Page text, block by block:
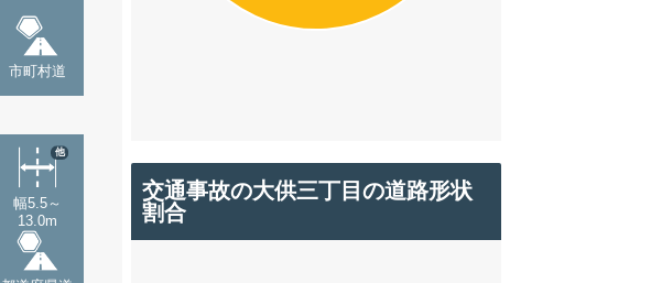
市町村道
幅5.5～
13.0m
他
交通事故の大供三丁目の道路形状
割合